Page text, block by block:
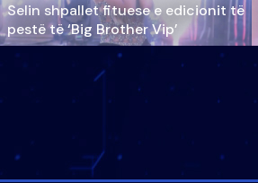
Selin shpallet fituese e edicionit të
pestë të ‘Big Brother Vip’